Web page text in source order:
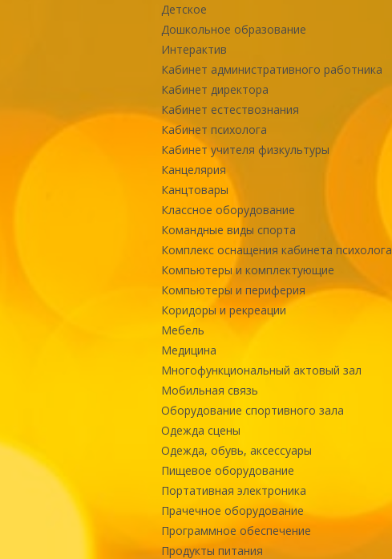
Детское
Дошкольное образование
Интерактив
Кабинет административного работника
Кабинет директора
Кабинет естествознания
Кабинет психолога
Кабинет учителя физкультуры
Канцелярия
Канцтовары
Классное оборудование
Командные виды спорта
Комплекс оснащения кабинета психолога
Компьютеры и комплектующие
Компьютеры и периферия
Коридоры и рекреации
Мебель
Медицина
Многофункциональный актовый зал
Мобильная связь
Оборудование спортивного зала
Одежда сцены
Одежда, обувь, аксессуары
Пищевое оборудование
Портативная электроника
Прачечное оборудование
Программное обеспечение
Продукты питания